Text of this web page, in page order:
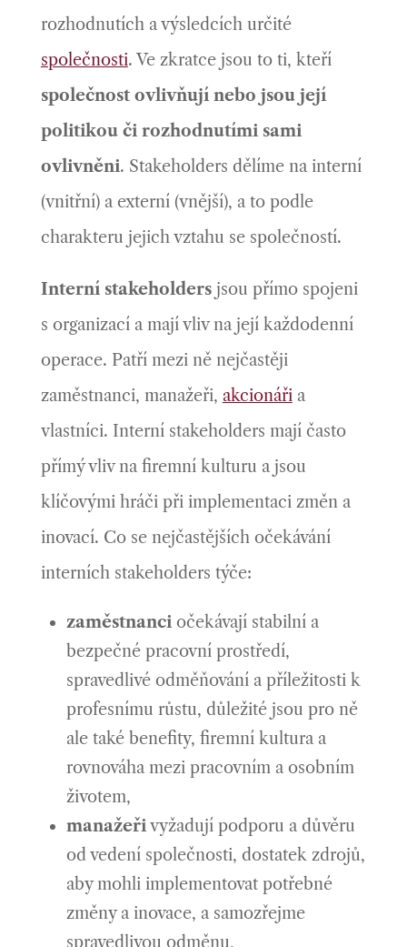
rozhodnutích a výsledcích určité
společnosti. Ve zkratce jsou to ti, kteří
společnost ovlivňují nebo jsou její
politikou či rozhodnutími sami
ovlivněni. Stakeholders dělíme na interní
(vnitřní) a externí (vnější), a to podle
charakteru jejich vztahu se společností.
Interní stakeholdersjsou přímo spojeni
s organizací a mají vliv na její každodenní
operace. Patří mezi ně nejčastěji
zaměstnanci, manažeři, akcionářia
vlastníci. Interní stakeholders mají často
přímý vliv na firemní kulturu a jsou
klíčovými hráči při implementaci změn a
inovací. Co se nejčastějších očekávání
interních stakeholders týče:
zaměstnanciočekávají stabilní a
bezpečné pracovní prostředí,
spravedlivé odměňování a příležitosti k
profesnímu růstu, důležité jsou pro ně
ale také benefity, firemní kultura a
rovnováha mezi pracovním a osobním
životem,
manažeřivyžadují podporu a důvěru
od vedení společnosti, dostatek zdrojů,
aby mohli implementovat potřebné
změny a inovace, a samozřejme
spravedlivou odměnu,